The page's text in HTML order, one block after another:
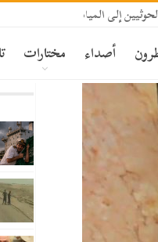
إلى المياه الإقليمية السعودية
أصداء مختارات